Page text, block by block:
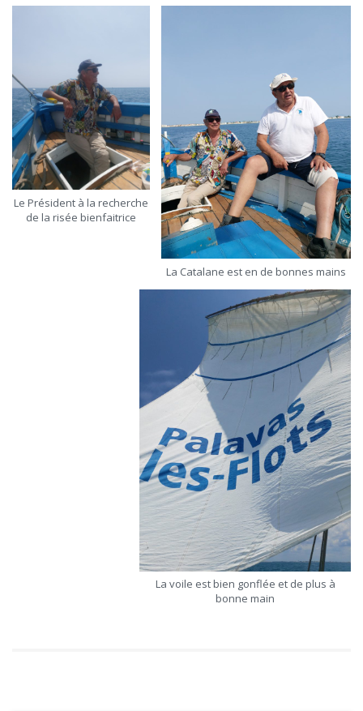
La Catalane est en de bonnes mains
Le Président à la recherche
de la risée bienfaitrice
La voile est bien gonflée et de plus à
bonne main